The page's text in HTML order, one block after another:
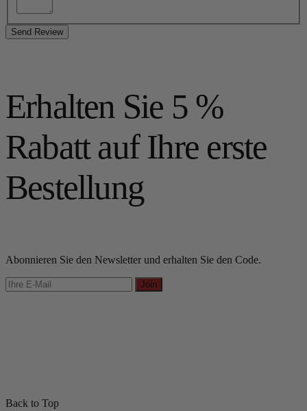
Send Review
Erhalten Sie 5 %
Rabatt auf Ihre erste
Bestellung
Abonnieren Sie den Newsletter und erhalten Sie den Code.
Join
Back to Top